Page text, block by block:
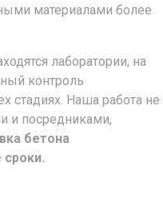
материалами более
лаборатории, на
контроль
стадиях. Наша работа не
и посредниками,
бетона